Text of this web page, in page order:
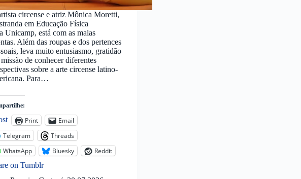
circense e atriz Mônica Moretti,
em Educação Física
Unicamp, está com as malas
Além das roupas e dos pertences
leva muito entusiasmo, gratidão
de conhecer diferentes
sobre a arte circense latino-
Para…
Print
Email
Telegram
Threads
WhatsApp
Bluesky
Reddit
on Tumblr